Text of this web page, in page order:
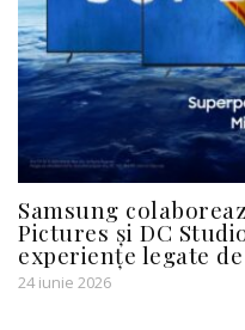
Samsung
Pictures și DC
experiențe legate
24 iunie 2026